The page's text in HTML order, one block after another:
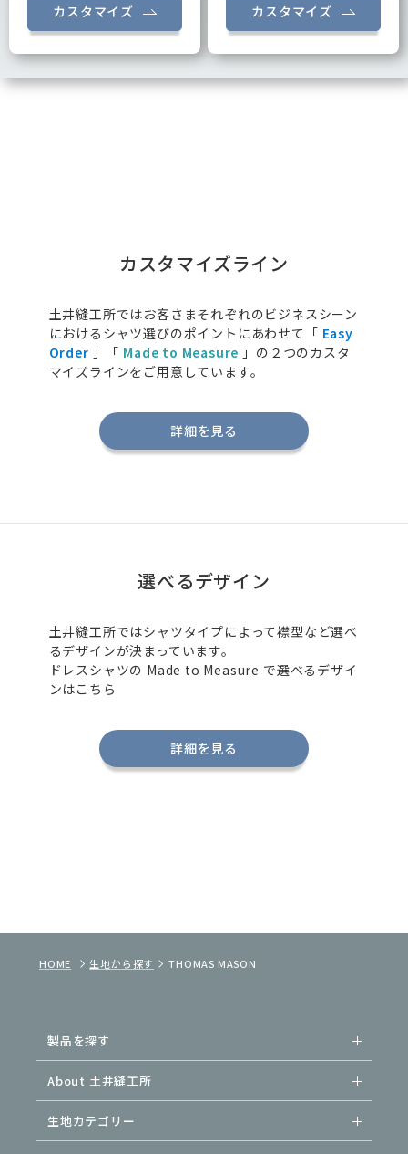
カスタマイズ カスタマイズ
カスタマイズライン
土井縫工所ではお客さまそれぞれのビジネスシーン
におけるシャツ選びのポイントにあわせて「 Easy
Order 」「 Made to Measure 」の２つのカスタ
マイズラインをご用意しています。
詳細を見る
選べるデザイン
土井縫工所ではシャツタイプによって襟型など選べ
るデザインが決まっています。
ドレスシャツの Made to Measure で選べるデザイ
ンはこちら
詳細を見る
HOME 生地から探す THOMAS MASON
製品を探す
About 土井縫工所
生地カテゴリー